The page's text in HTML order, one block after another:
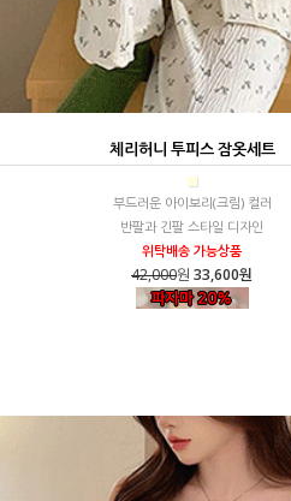
체리허니 투피스 잠옷세트
■
부드러운 아이보리(크림) 컬러
반팔과 긴팔 스타일 디자인
위탁배송 가능상품
42,000원 33,600원